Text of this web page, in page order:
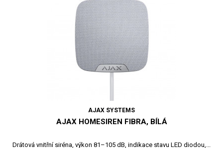
AJAX SYSTEMS
AJAX HOMESIREN FIBRA, BÍLÁ
Drátová vnitřní siréna, výkon 81–105 dB, indikace stavu LED diodou,...